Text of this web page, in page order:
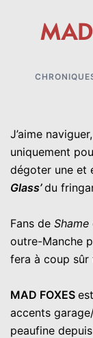
MAD
J’aime
uniquement
dégoter une et
Glass’ du
Fans de Shame
outre-Manche
fera à coup sûr
MAD FOXES
accents
peaufine